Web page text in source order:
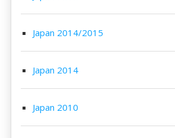
Japan 2014/2015
Japan 2014
Japan 2010